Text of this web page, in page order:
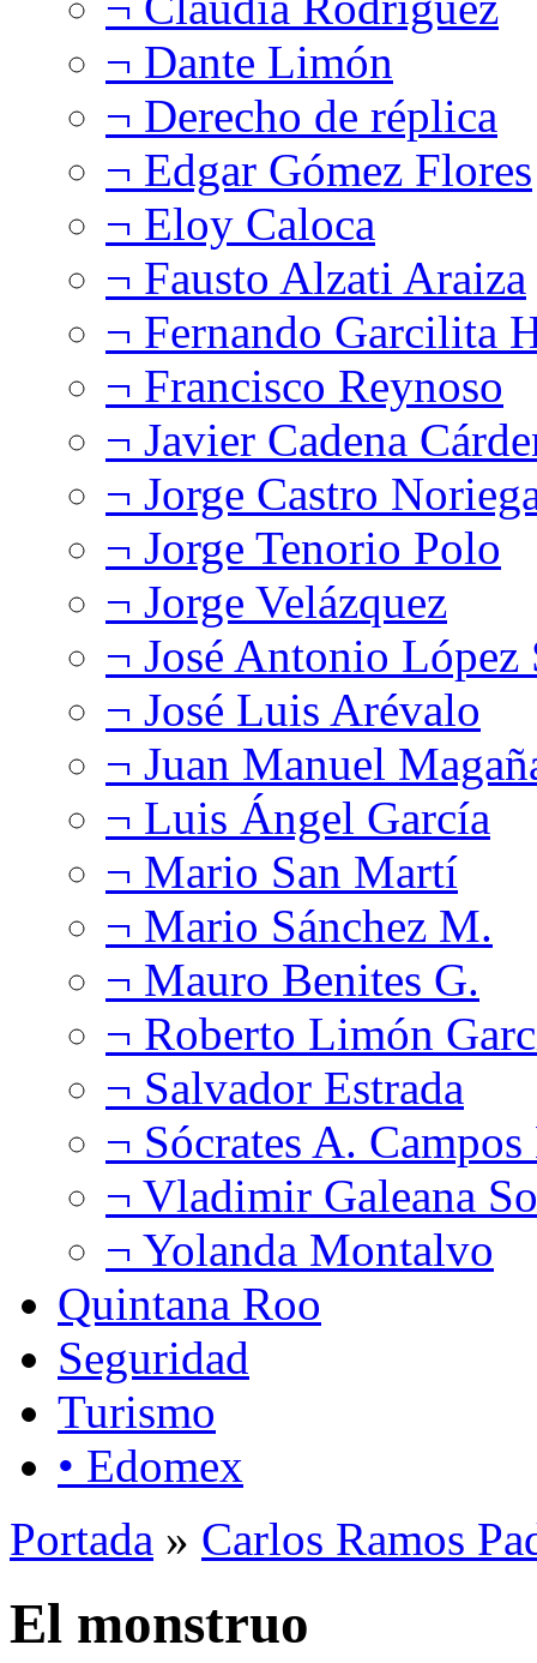
¬ Dante Limón
¬ Derecho de réplica
¬ Edgar Gómez Flores
¬ Eloy Caloca
¬ Fausto Alzati Araiza
¬ Fernando Garcilita
¬ Francisco Reynoso
¬ Javier Cadena
¬ Jorge Castro
¬ Jorge Tenorio Polo
¬ Jorge Velázquez
¬ José Antonio López
¬ José Luis Arévalo
¬ Juan Manuel
¬ Luis Ángel García
¬ Mario San Martí
¬ Mario Sánchez M.
¬ Mauro Benites G.
¬ Roberto Limón
¬ Salvador Estrada
¬ Sócrates A.
¬ Vladimir Galeana
¬ Yolanda Montalvo
Quintana Roo
Seguridad
Turismo
• Edomex
Portada » Carlos Ramos
El monstruo